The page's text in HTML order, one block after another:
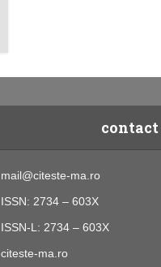
contact
mail@citeste-ma.ro
ISSN: 2734 – 603X
ISSN-L: 2734 – 603X
citeste-ma.ro